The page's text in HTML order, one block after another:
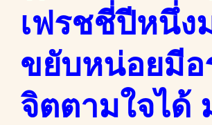
เฟรชชี่ปีหนึ่ง
ขยับหน่อยมีอ
จิตตามใจได้